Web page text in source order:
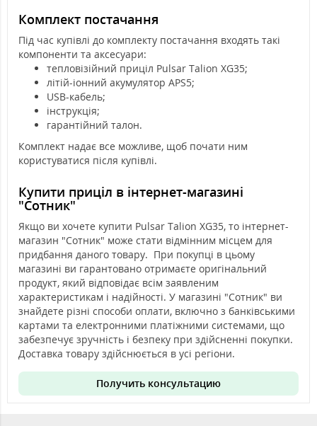
Комплект постачання
Під час купівлі до комплекту постачання входять такі
компоненти та аксесуари:
тепловізійний приціл Pulsar Talion XG35;
літій-іонний акумулятор APS5;
USB-кабель;
інструкція;
гарантійний талон.
Комплект надає все можливе, щоб почати ним
користуватися після купівлі.
Купити приціл в інтернет-магазині
"Сотник"
Якщо ви хочете купити Pulsar Talion XG35, то інтернет-
магазин "Сотник" може стати відмінним місцем для
придбання даного товару. При покупці в цьому
магазині ви гарантовано отримаєте оригінальний
продукт, який відповідає всім заявленим
характеристикам і надійності. У магазині "Сотник" ви
знайдете різні способи оплати, включно з банківськими
картами та електронними платіжними системами, що
забезпечує зручність і безпеку при здійсненні покупки.
Доставка товару здійснюється в усі регіони.
Получить консультацию